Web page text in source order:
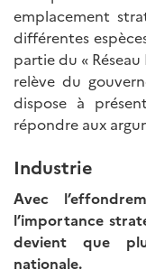
emplacement
différentes
partie du «
relève du
dispose à
répondre aux
Industrie
Avec
l’importance
devient que
nationale.